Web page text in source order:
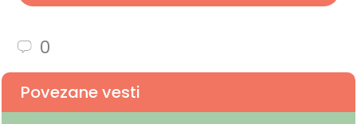
0
Povezane vesti